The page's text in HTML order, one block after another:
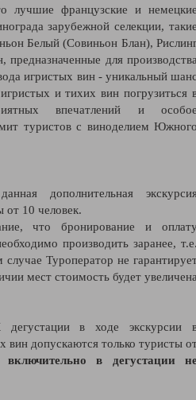
лучшие французские и
зарубежной селекции,
Белый (Совиньон Блан),
предназначенные для
игристых вин - уникальный
и тихих вин погрузиться
впечатлений и
туристов с виноделием
дополнительная
от 10 человек.
что бронирование и
производить заранее,
Туроператор не
мест стоимость будет
в ходе экскурсии
вин допускаются только туристы
в дегустации